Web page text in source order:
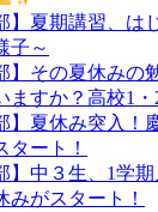
】夏期講習、は
子～
】その夏休みの
ますか？高校1
】夏休み突入！
タート！
】中３生、1学
みがスタート！